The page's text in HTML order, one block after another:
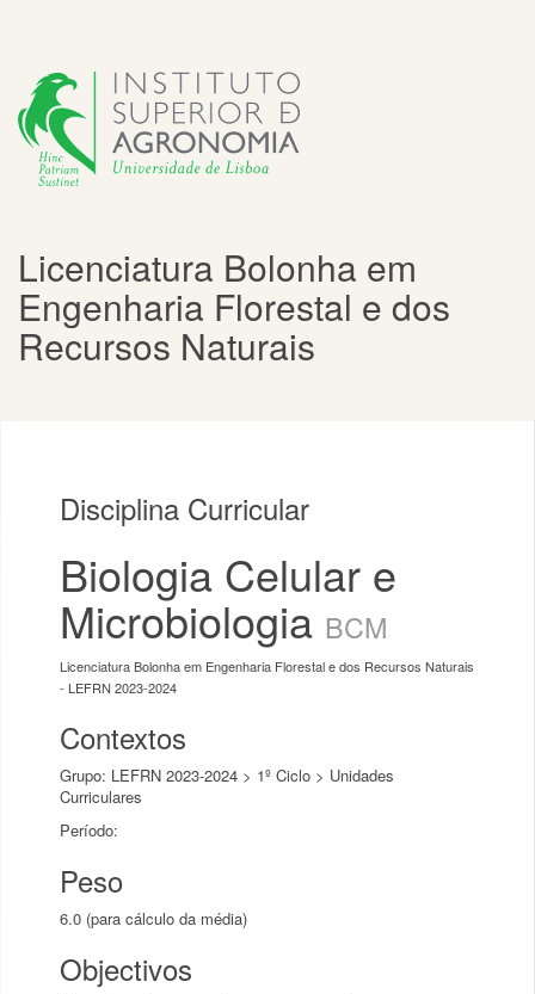
Licenciatura Bolonha em
Engenharia Florestal e dos
Recursos Naturais
Disciplina Curricular
Biologia Celular e
Microbiologia BCM
Licenciatura Bolonha em Engenharia Florestal e dos Recursos Naturais
- LEFRN 2023-2024
Contextos
Grupo: LEFRN 2023-2024 > 1º Ciclo > Unidades
Curriculares
Período:
Peso
6.0 (para cálculo da média)
Objectivos